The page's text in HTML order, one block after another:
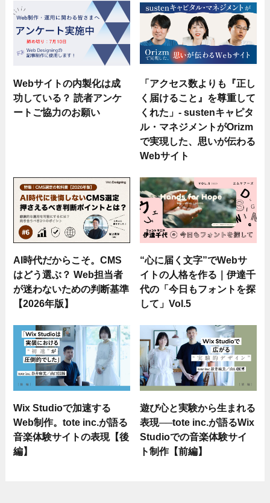
Webサイトの内製化は成
功している？ 読者アンケ
ートご協力のお願い
「アクセス数よりも『正し
く届けること』を尊重して
くれた」- sustenキャピタ
ル・マネジメントがOrizm
で実現した、思いが伝わる
Webサイト
AI時代だからこそ。CMS
はどう選ぶ？ Web担当者
が迷わないための判断基準
【2026年版】
“心に届く文字”でWebサ
イトの人格を作る｜伊達千
代の「今日もフォントを探
して」Vol.5
Wix Studioで加速する
Web制作。tote inc.が語る
音楽体験サイトの表現【後
編】
遊び心と実験から生まれる
表現──tote inc.が語るWix
Studioでの音楽体験サイ
ト制作【前編】